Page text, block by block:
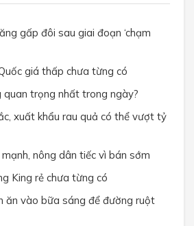
gấp đôi sau giai đoạn ‘chạm
giá thấp chưa từng có
quan trọng nhất trong ngày?
xuất khẩu rau quả có thể vượt tỷ
nông dân tiếc vì bán sớm
King rẻ chưa từng có
ăn vào bữa sáng để đường ruột